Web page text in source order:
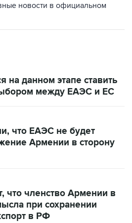
новости в официальном
на данном этапе ставить
между ЕАЭС и ЕС
что ЕАЭС не будет
Армении в сторону
что членство Армении в
при сохранении
в РФ